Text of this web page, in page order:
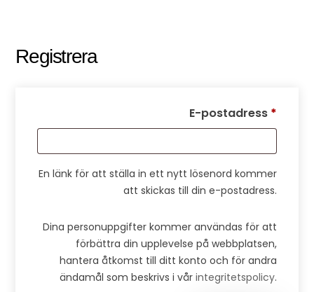
Registrera
E-postadress *
En länk för att ställa in ett nytt lösenord kommer
att skickas till din e-postadress.
Dina personuppgifter kommer användas för att
förbättra din upplevelse på webbplatsen,
hantera åtkomst till ditt konto och för andra
ändamål som beskrivs i vår integritetspolicy.